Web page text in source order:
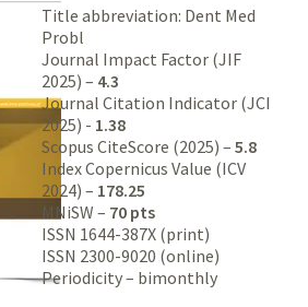
Title abbreviation: Dent Med
Probl
Journal Impact Factor (JIF
2025) – 4.3
Journal Citation Indicator (JCI
2025) - 1.38
Scopus CiteScore (2025) – 5.8
Index Copernicus Value (ICV
2024) – 178.25
MNiSW – 70 pts
ISSN 1644-387X (print)
ISSN 2300-9020 (online)
Periodicity – bimonthly